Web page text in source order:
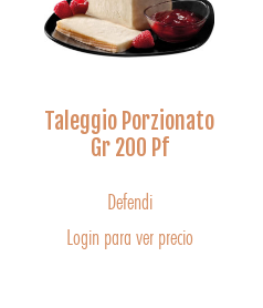
Taleggio Porzionato
Gr 200 Pf
Defendi
Login para ver precio